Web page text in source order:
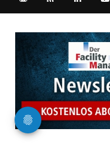
Kontaktieren Sie
FORUM Zeitschriften
Group
Newsletter bestellen
Abo
Kontakt